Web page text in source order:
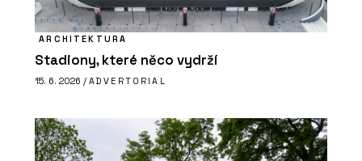
ARCHITEKTURA
Stadiony, které něco vydrží
15. 6. 2026 / ADVERTORIAL